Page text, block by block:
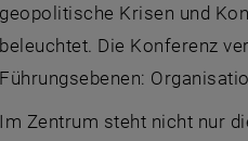
geopolitische Krisen und
beleuchtet. Die Konferenz
Führungsebenen:
Im Zentrum steht nicht nur